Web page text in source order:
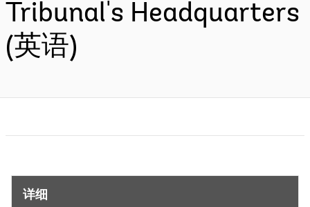
Tribunal's Headquarters
(英语)
详细